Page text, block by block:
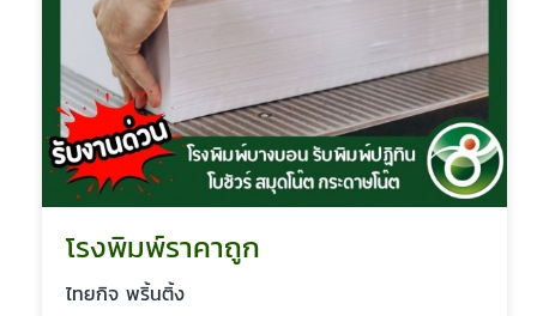
โรงพิมพ์ราคาถูก
ไทยกิจ พริ้นติ้ง